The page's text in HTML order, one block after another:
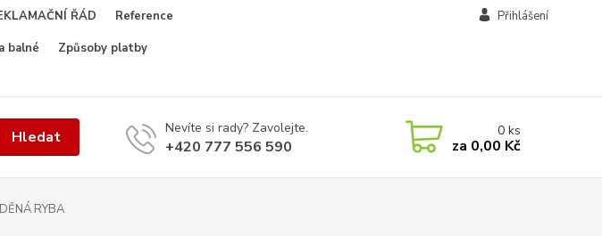
ŘÁD
Reference
balné
Způsoby platby
Přihlášení
Hledat Nevíte si rady? Zavolejte.
+420 777 556 590
0ks
za 0,00 Kč
RYBA